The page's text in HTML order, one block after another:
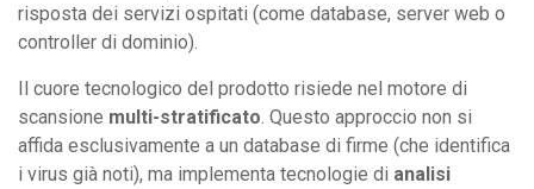
risposta dei servizi ospitati (come database, server web o
controller di dominio).
Il cuore tecnologico del prodotto risiede nel motore di
scansione multi-stratificato. Questo approccio non si
affida esclusivamente a un database di firme (che identifica
i virus già noti), ma implementa tecnologie di analisi